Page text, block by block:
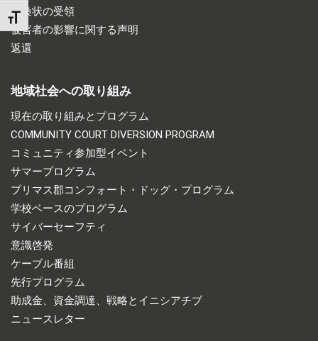
TOGGLE FONT SIZE
召喚状の受領
被害者の影響に関する声明
返還
地域社会への取り組み
現在の取り組みとプログラム
COMMUNITY COURT DIVERSION PROGRAM
コミュニティ参加型イベント
サマープログラム
プリマス郡コンフォート・ドッグ・プログラム
学校ベースのプログラム
サイバーセーフティ
意識啓発
ケーブル番組
先行プログラム
助成金、資金調達、戦略とイニシアチブ
ニュースレター